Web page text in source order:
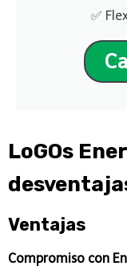
✅
LoGOs
Ventajas
Compromiso con